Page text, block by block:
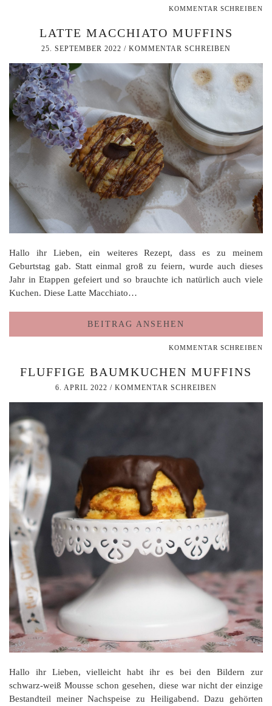
KOMMENTAR SCHREIBEN
LATTE MACCHIATO MUFFINS
25. SEPTEMBER 2022 / KOMMENTAR SCHREIBEN
Hallo ihr Lieben, ein weiteres Rezept, dass es zu meinem
Geburtstag gab. Statt einmal groß zu feiern, wurde auch dieses
Jahr in Etappen gefeiert und so brauchte ich natürlich auch viele
Kuchen. Diese Latte Macchiato…
BEITRAG ANSEHEN
KOMMENTAR SCHREIBEN
FLUFFIGE BAUMKUCHEN MUFFINS
6. APRIL 2022 / KOMMENTAR SCHREIBEN
Hallo ihr Lieben, vielleicht habt ihr es bei den Bildern zur
schwarz-weiß Mousse schon gesehen, diese war nicht der einzige
Bestandteil meiner Nachspeise zu Heiligabend. Dazu gehörten